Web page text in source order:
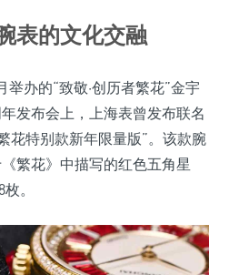
表的文化交融
办的“致敬·创历者繁花”金宇
发布会上，上海表曾发布联名
花特别款新年限量版”。该款腕
繁花》中描写的红色五角星
。